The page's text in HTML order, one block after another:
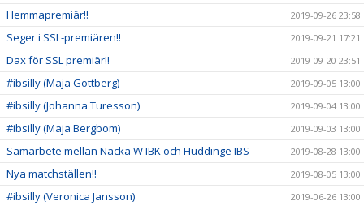
Hemmapremiär!! 2019-09-26 23:58
Seger i SSL-premiären!! 2019-09-21 17:21
Dax för SSL premiär!! 2019-09-20 23:51
#ibsilly (Maja Gottberg) 2019-09-05 13:00
#ibsilly (Johanna Turesson) 2019-09-04 13:00
#ibsilly (Maja Bergbom) 2019-09-03 13:00
Samarbete mellan Nacka W IBK och Huddinge IBS 2019-08-28 13:00
Nya matchställen!! 2019-08-05 13:00
#ibsilly (Veronica Jansson) 2019-06-26 13:00